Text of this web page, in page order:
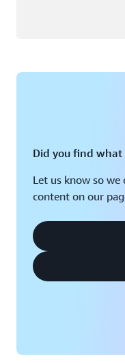
Did you find
Let us know so
content on our